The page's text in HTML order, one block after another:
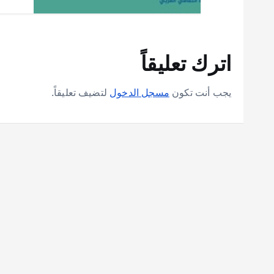
اترك تعليقاً
يجب أنت تكون مسجل الدخول لتضيف تعليقاً.